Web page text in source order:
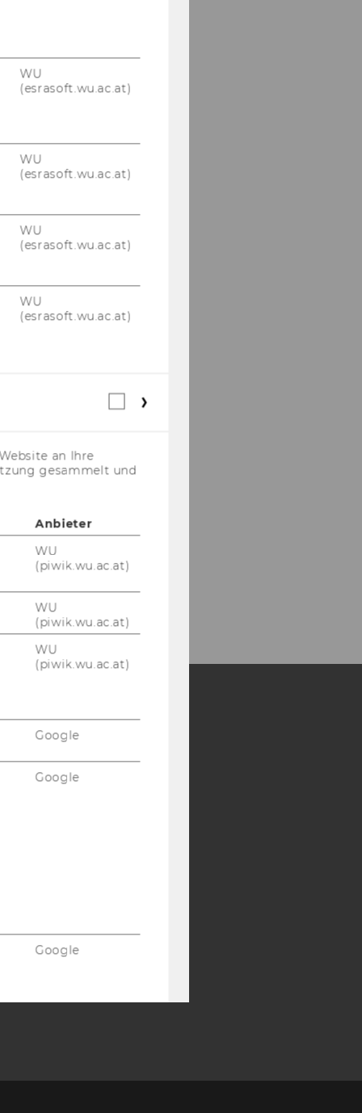
WU
(esrasoft.wu.ac.at)
WU
(esrasoft.wu.ac.at)
WU
(esrasoft.wu.ac.at)
WU
(esrasoft.wu.ac.at)
Webstatistik
an Ihre
gesammelt und
Anbieter
WU
(piwik.wu.ac.at)
WU
(piwik.wu.ac.at)
WU
(piwik.wu.ac.at)
Google
Google
Google